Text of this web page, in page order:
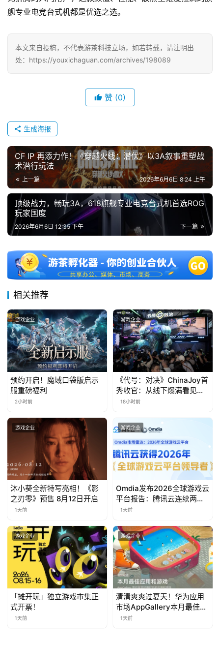
舰专业电竞台式机都是优选之选。
本文来自投稿，不代表游茶科技立场，如若转载，请注明出
处：https://youxichaguan.com/archives/198089
赞 (0)
生成海报
CF IP 再添力作！《穿越火线：潜伏》以3A叙事重塑战
术潜行玩法
上一篇 2026年6月6日 8:24 上午
顶级战力，畅玩3A，618旗舰专业电竞台式机首选ROG
玩家国度
下一篇
2026年6月6日 12:35 下午
相关推荐
游戏企业
预约开启！魔域口袋版启示
服重磅福利
2小时前
游戏企业
《代号：对决》ChinaJoy首
秀收官：从线下爆满看见玩
家的真实期待
18小时前
游戏企业
沐小葵全新特写亮相！《影
之刃零》预售 8月12日开启
1天前
游戏企业
Omdia发布2026全球游戏云
平台报告：腾讯云连续两年
入选“领导者”象限
1天前
游戏企业
「摊开玩」独立游戏市集正
式开票！
1天前
游戏企业
清清爽爽过夏天！华为应用
市场AppGallery本月最佳上
新，款款提升幸福感
1天前